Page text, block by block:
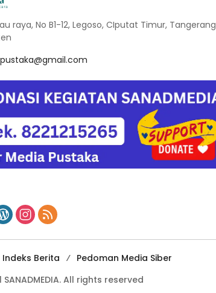
raya, No B1-12, Legoso, CIputat Timur, Tangerang
Indeks Berita
Pedoman Media Siber
All rights reserved